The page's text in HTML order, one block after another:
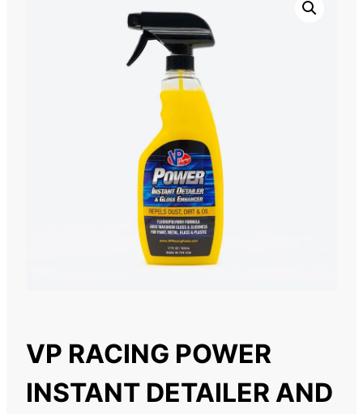
VP RACING POWER
INSTANT DETAILER AND